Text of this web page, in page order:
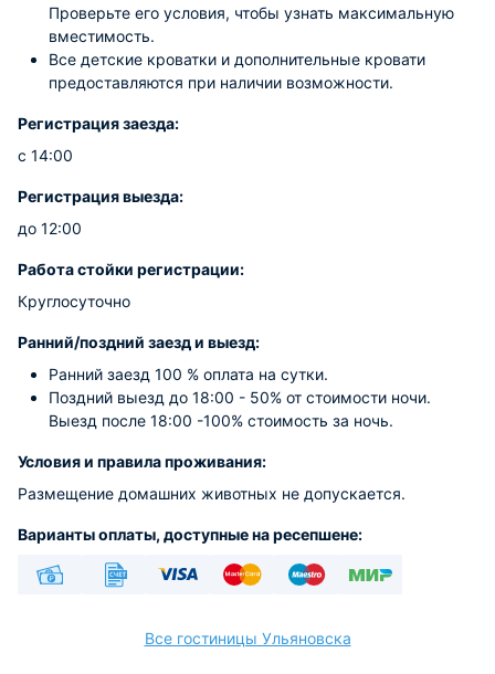
Проверьте его условия, чтобы узнать максимальную
вместимость.
Все детские кроватки и дополнительные кровати
предоставляются при наличии возможности.
Регистрация заезда:
с 14:00
Регистрация выезда:
до 12:00
Работа стойки регистрации:
Круглосуточно
Ранний/поздний заезд и выезд:
Ранний заезд 100 % оплата на сутки.
Поздний выезд до 18:00 - 50% от стоимости ночи.
Выезд после 18:00 -100% стоимость за ночь.
Условия и правила проживания:
Размещение домашних животных не допускается.
Варианты оплаты, доступные на ресепшене:
Все гостиницы Ульяновска